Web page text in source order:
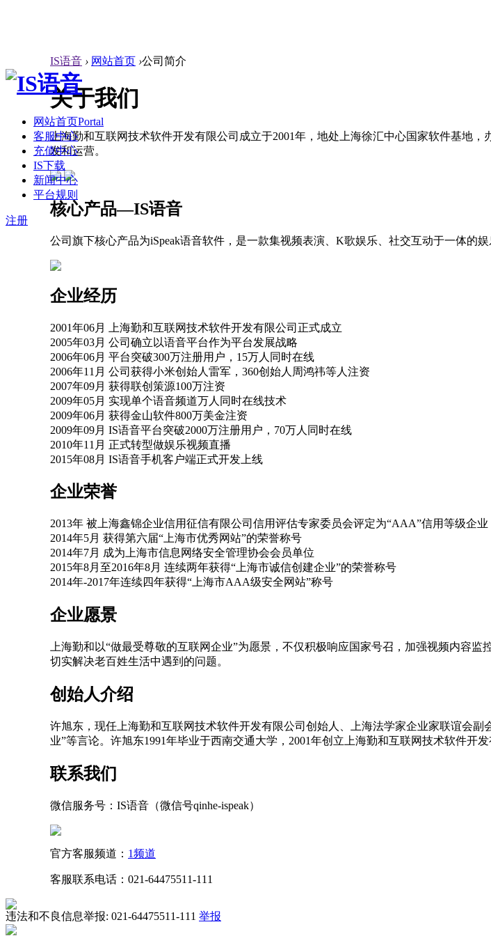
网站首页Portal
客服中心
充值中心
IS下载
新闻中心
平台规则
注册
IS语音 › 网站首页 ›公司简介
关于我们
上海勤和互联网技术软件开发有限公司成立于2001年，地处上海徐汇中心国家软件基地
发和运营。
核心产品—IS语音
公司旗下核心产品为iSpeak语音软件，是一款集视频表演、K歌娱乐、社交互动于一体的
企业经历
2001年06月 上海勤和互联网技术软件开发有限公司正式成立
2005年03月 公司确立以语音平台作为平台发展战略
2006年06月 平台突破300万注册用户，15万人同时在线
2006年11月 公司获得小米创始人雷军，360创始人周鸿祎等人注资
2007年09月 获得联创策源100万注资
2009年05月 实现单个语音频道万人同时在线技术
2009年06月 获得金山软件800万美金注资
2009年09月 IS语音平台突破2000万注册用户，70万人同时在线
2010年11月 正式转型做娱乐视频直播
2015年08月 IS语音手机客户端正式开发上线
企业荣誉
2013年 被上海鑫锦企业信用征信有限公司信用评估专家委员会评定为“AAA”信用等级企业
2014年5月 获得第六届“上海市优秀网站”的荣誉称号
2014年7月 成为上海市信息网络安全管理协会会员单位
2015年8月至2016年8月 连续两年获得“上海市诚信创建企业”的荣誉称号
2014年-2017年连续四年获得“上海市AAA级安全网站”称号
企业愿景
上海勤和以“做最受尊敬的互联网企业”为愿景，不仅积极响应国家号召，加强视频内容
切实解决老百姓生活中遇到的问题。
创始人介绍
许旭东，现任上海勤和互联网技术软件开发有限公司创始人、上海法学家企业家联谊会
业”等言论。许旭东1991年毕业于西南交通大学，2001年创立上海勤和互联网技术软件开
联系我们
微信服务号：IS语音（微信号qinhe-ispeak）
官方客服频道： 1频道
客服联系电话：021-64475511-111
违法和不良信息举报: 021-64475511-111 举报